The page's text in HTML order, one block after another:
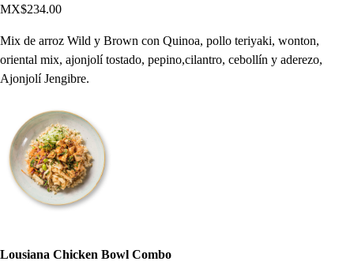
MX$234.00
Mix de arroz Wild y Brown con Quinoa, pollo teriyaki, wonton,
oriental mix, ajonjolí tostado, pepino,cilantro, cebollín y aderezo,
Ajonjolí Jengibre.
Lousiana Chicken Bowl Combo